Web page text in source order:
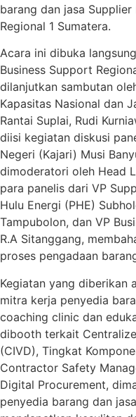
barang dan jasa
Regional 1 Sumatera.
Acara ini dibuka
Business Support
dilanjutkan sambutan
Kapasitas Nasional dan
Rantai Suplai, Rudi
diisi kegiatan diskusi
Negeri (Kajari) Musi
dimoderatori oleh Head
para panelis dari VP
Hulu Energi (PHE)
Tampubolon, dan VP
R.A Sitanggang,
proses pengadaan
Kegiatan yang diberikan
mitra kerja penyedia
coaching clinic dan
dibooth terkait
(CIVD), Tingkat
Contractor Safety
Digital Procurement,
penyedia barang dan